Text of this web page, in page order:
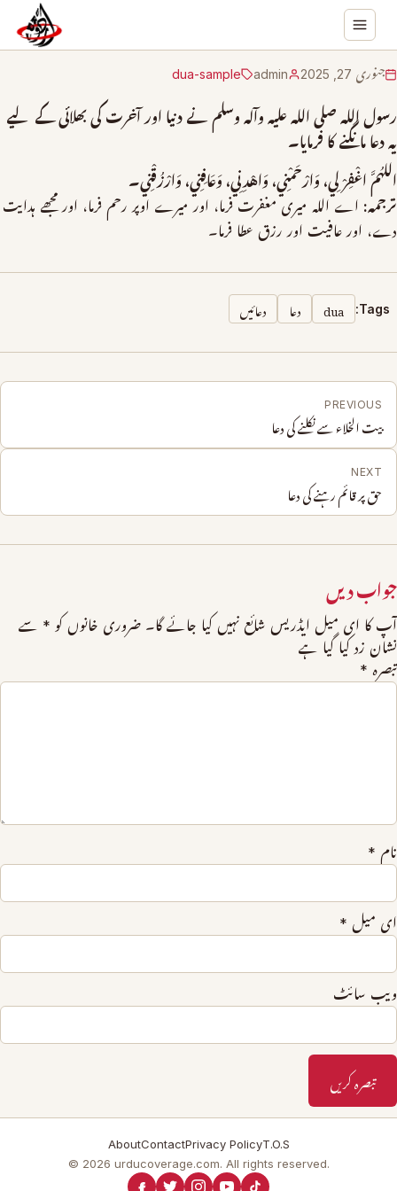
جنوری 27, 2025 admin
dua-sample
رسول الله صلی الله علیہ وآلہ وسلم نے دنیا اور آخرت کی بھلائی کے لیے
یہ دعا مانگنے کا فرمایا۔
اللهُمَّ اغْفِرْ لِي، وَارْحَمْنِي، وَاهْدِنِي، وَعَافِنِي، وَارْزُقْنِي۔
ترجمہ: اے الله میری مغفرت فرما، اور میرے اوپر رحم فرما، اور مجھے ہدایت
دے، اور عافیت اور رزق عطا فرما۔
Tags:
dua دعا دعائیں
PREVIOUS
بیت الخلاء سے نکلنے کی دعا
NEXT
حق پر قائم رہنے کی دعا
جواب دیں
آپ کا ای میل ایڈریس شائع نہیں کیا جائے گا۔ ضروری خانوں کو * سے
نشان زد کیا گیا ہے
تبصرہ *
نام *
ای میل *
ویب‌ سائٹ
AboutContactPrivacy PolicyT.O.S
© 2026 urducoverage.com. All rights reserved.